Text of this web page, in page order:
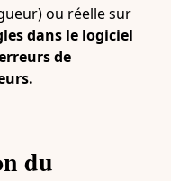
ou réelle sur
dans le logiciel
de
du